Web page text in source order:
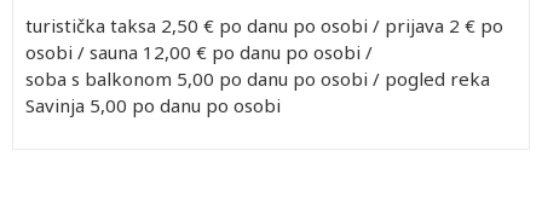
turistička taksa 2,50 € po danu po osobi / prijava 2 € po
osobi / sauna 12,00 € po danu po osobi /
soba s balkonom 5,00 po danu po osobi / pogled reka
Savinja 5,00 po danu po osobi